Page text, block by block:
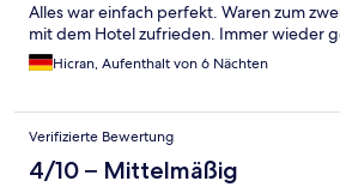
Alles war einfach perfekt. Waren zum
mit dem Hotel zufrieden. Immer wieder
Hicran, Aufenthalt von 6 Nächten
Verifizierte Bewertung
4/10 – Mittelmäßig